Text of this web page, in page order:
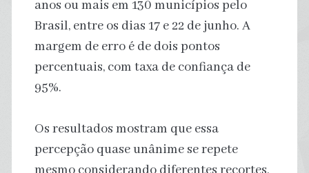
anos ou mais em 130 municípios pelo
Brasil, entre os dias 17 e 22 de junho. A
margem de erro é de dois pontos
percentuais, com taxa de confiança de
95%.
Os resultados mostram que essa
percepção quase unânime se repete